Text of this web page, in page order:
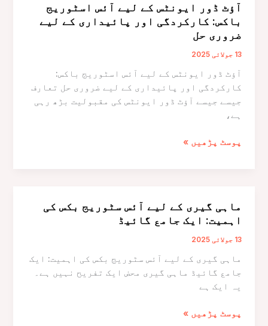
و
عرض
کو
سمجھنا:
کے
پیشہ
ور
افراد
لیے
آؤٹ ڈور ایونٹس کے لیے آئس اسٹوریج
باکس: کارکردگی اور پائیداری کے لیے
ضروری حل
13 جولائی 2025
آؤٹ ڈور ایونٹس کے لیے آئس اسٹوریج باکس:
کارکردگی اور پائیداری کے لیے ضروری حل تعارف
جیسے جیسے آؤٹ ڈور ایونٹس کی مقبولیت بڑھ رہی
ہے،
آؤٹ
آئس
اسٹوریج
باکس:
اور
پائیداری
کے
ضروری
پوسٹ پڑھیں »
ماہی گیری کے لیے آئس سٹوریج بکس کی
اہمیت: ایک جامع گائیڈ
13 جولائی 2025
ماہی گیری کے لیے آئس سٹوریج بکس کی اہمیت: ایک
جامع گائیڈ ماہی گیری محض ایک تفریح نہیں ہے۔
یہ ایک ہے
ماہی
پوسٹ پڑھیں »